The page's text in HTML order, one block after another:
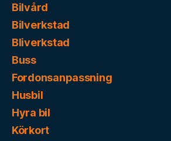
Bilvård
Bilverkstad
Bliverkstad
Buss
Fordonsanpassning
Husbil
Hyra bil
Körkort